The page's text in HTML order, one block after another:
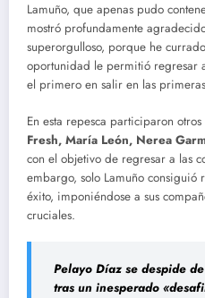
Lamuño, que apenas pudo
mostró profundamente
superorgulloso, porque he
oportunidad le permitió regresar
el primero en salir en las
En esta repesca participaron
Fresh, María León, Nerea
con el objetivo de regresar a las
embargo, solo Lamuño consiguió
éxito, imponiéndose a sus
cruciales.
Pelayo Díaz se despide
tras un inesperado